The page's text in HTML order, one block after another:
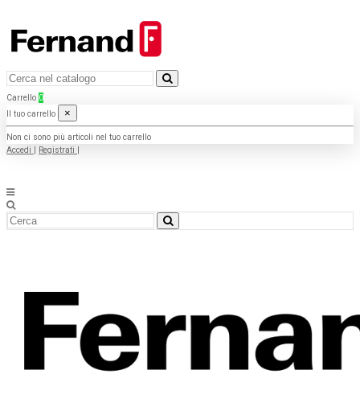
Carrello 0
Il tuo carrello
×
Non ci sono più articoli nel tuo carrello
Accedi
Registrati